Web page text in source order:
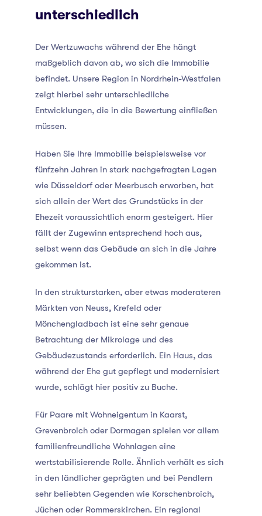
unterschiedlich
Der Wertzuwachs während der Ehe hängt
maßgeblich davon ab, wo sich die Immobilie
befindet. Unsere Region in Nordrhein-Westfalen
zeigt hierbei sehr unterschiedliche
Entwicklungen, die in die Bewertung einfließen
müssen.
Haben Sie Ihre Immobilie beispielsweise vor
fünfzehn Jahren in stark nachgefragten Lagen
wie Düsseldorf oder Meerbusch erworben, hat
sich allein der Wert des Grundstücks in der
Ehezeit voraussichtlich enorm gesteigert. Hier
fällt der Zugewinn entsprechend hoch aus,
selbst wenn das Gebäude an sich in die Jahre
gekommen ist.
In den strukturstarken, aber etwas moderateren
Märkten von Neuss, Krefeld oder
Mönchengladbach ist eine sehr genaue
Betrachtung der Mikrolage und des
Gebäudezustands erforderlich. Ein Haus, das
während der Ehe gut gepflegt und modernisiert
wurde, schlägt hier positiv zu Buche.
Für Paare mit Wohneigentum in Kaarst,
Grevenbroich oder Dormagen spielen vor allem
familienfreundliche Wohnlagen eine
wertstabilisierende Rolle. Ähnlich verhält es sich
in den ländlicher geprägten und bei Pendlern
sehr beliebten Gegenden wie Korschenbroich,
Jüchen oder Rommerskirchen. Ein regional